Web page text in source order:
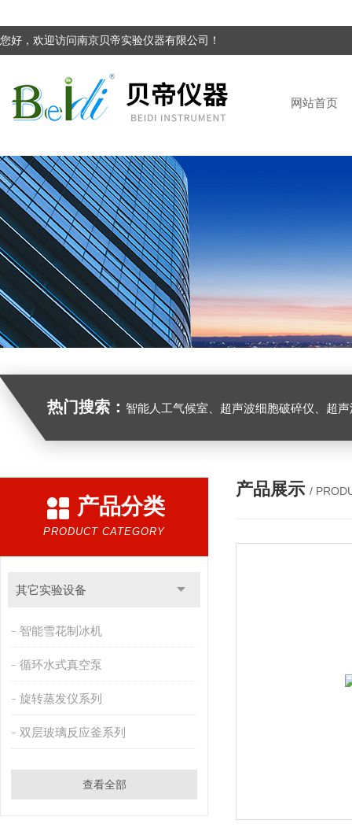
您好，欢迎访问南京贝帝实验仪器有限公司！
网站首页
热门搜索： 智能人工气候室、超声波细胞破碎仪、超
产品分类
PRODUCT CATEGORY
其它实验设备
智能雪花制冰机
循环水式真空泵
旋转蒸发仪系列
双层玻璃反应釜系列
查看全部
产品展示 /